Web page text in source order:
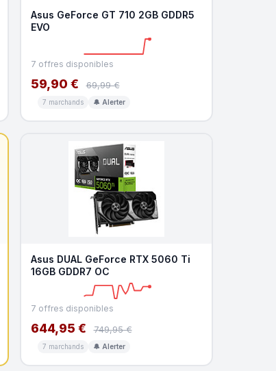
Asus GeForce GT 710 2GB GDDR5
EVO
7 offres disponibles
59,90 € 69,99 €
7 marchands 🔔 Alerter
Asus DUAL GeForce RTX 5060 Ti
16GB GDDR7 OC
7 offres disponibles
644,95 € 749,95 €
7 marchands 🔔 Alerter